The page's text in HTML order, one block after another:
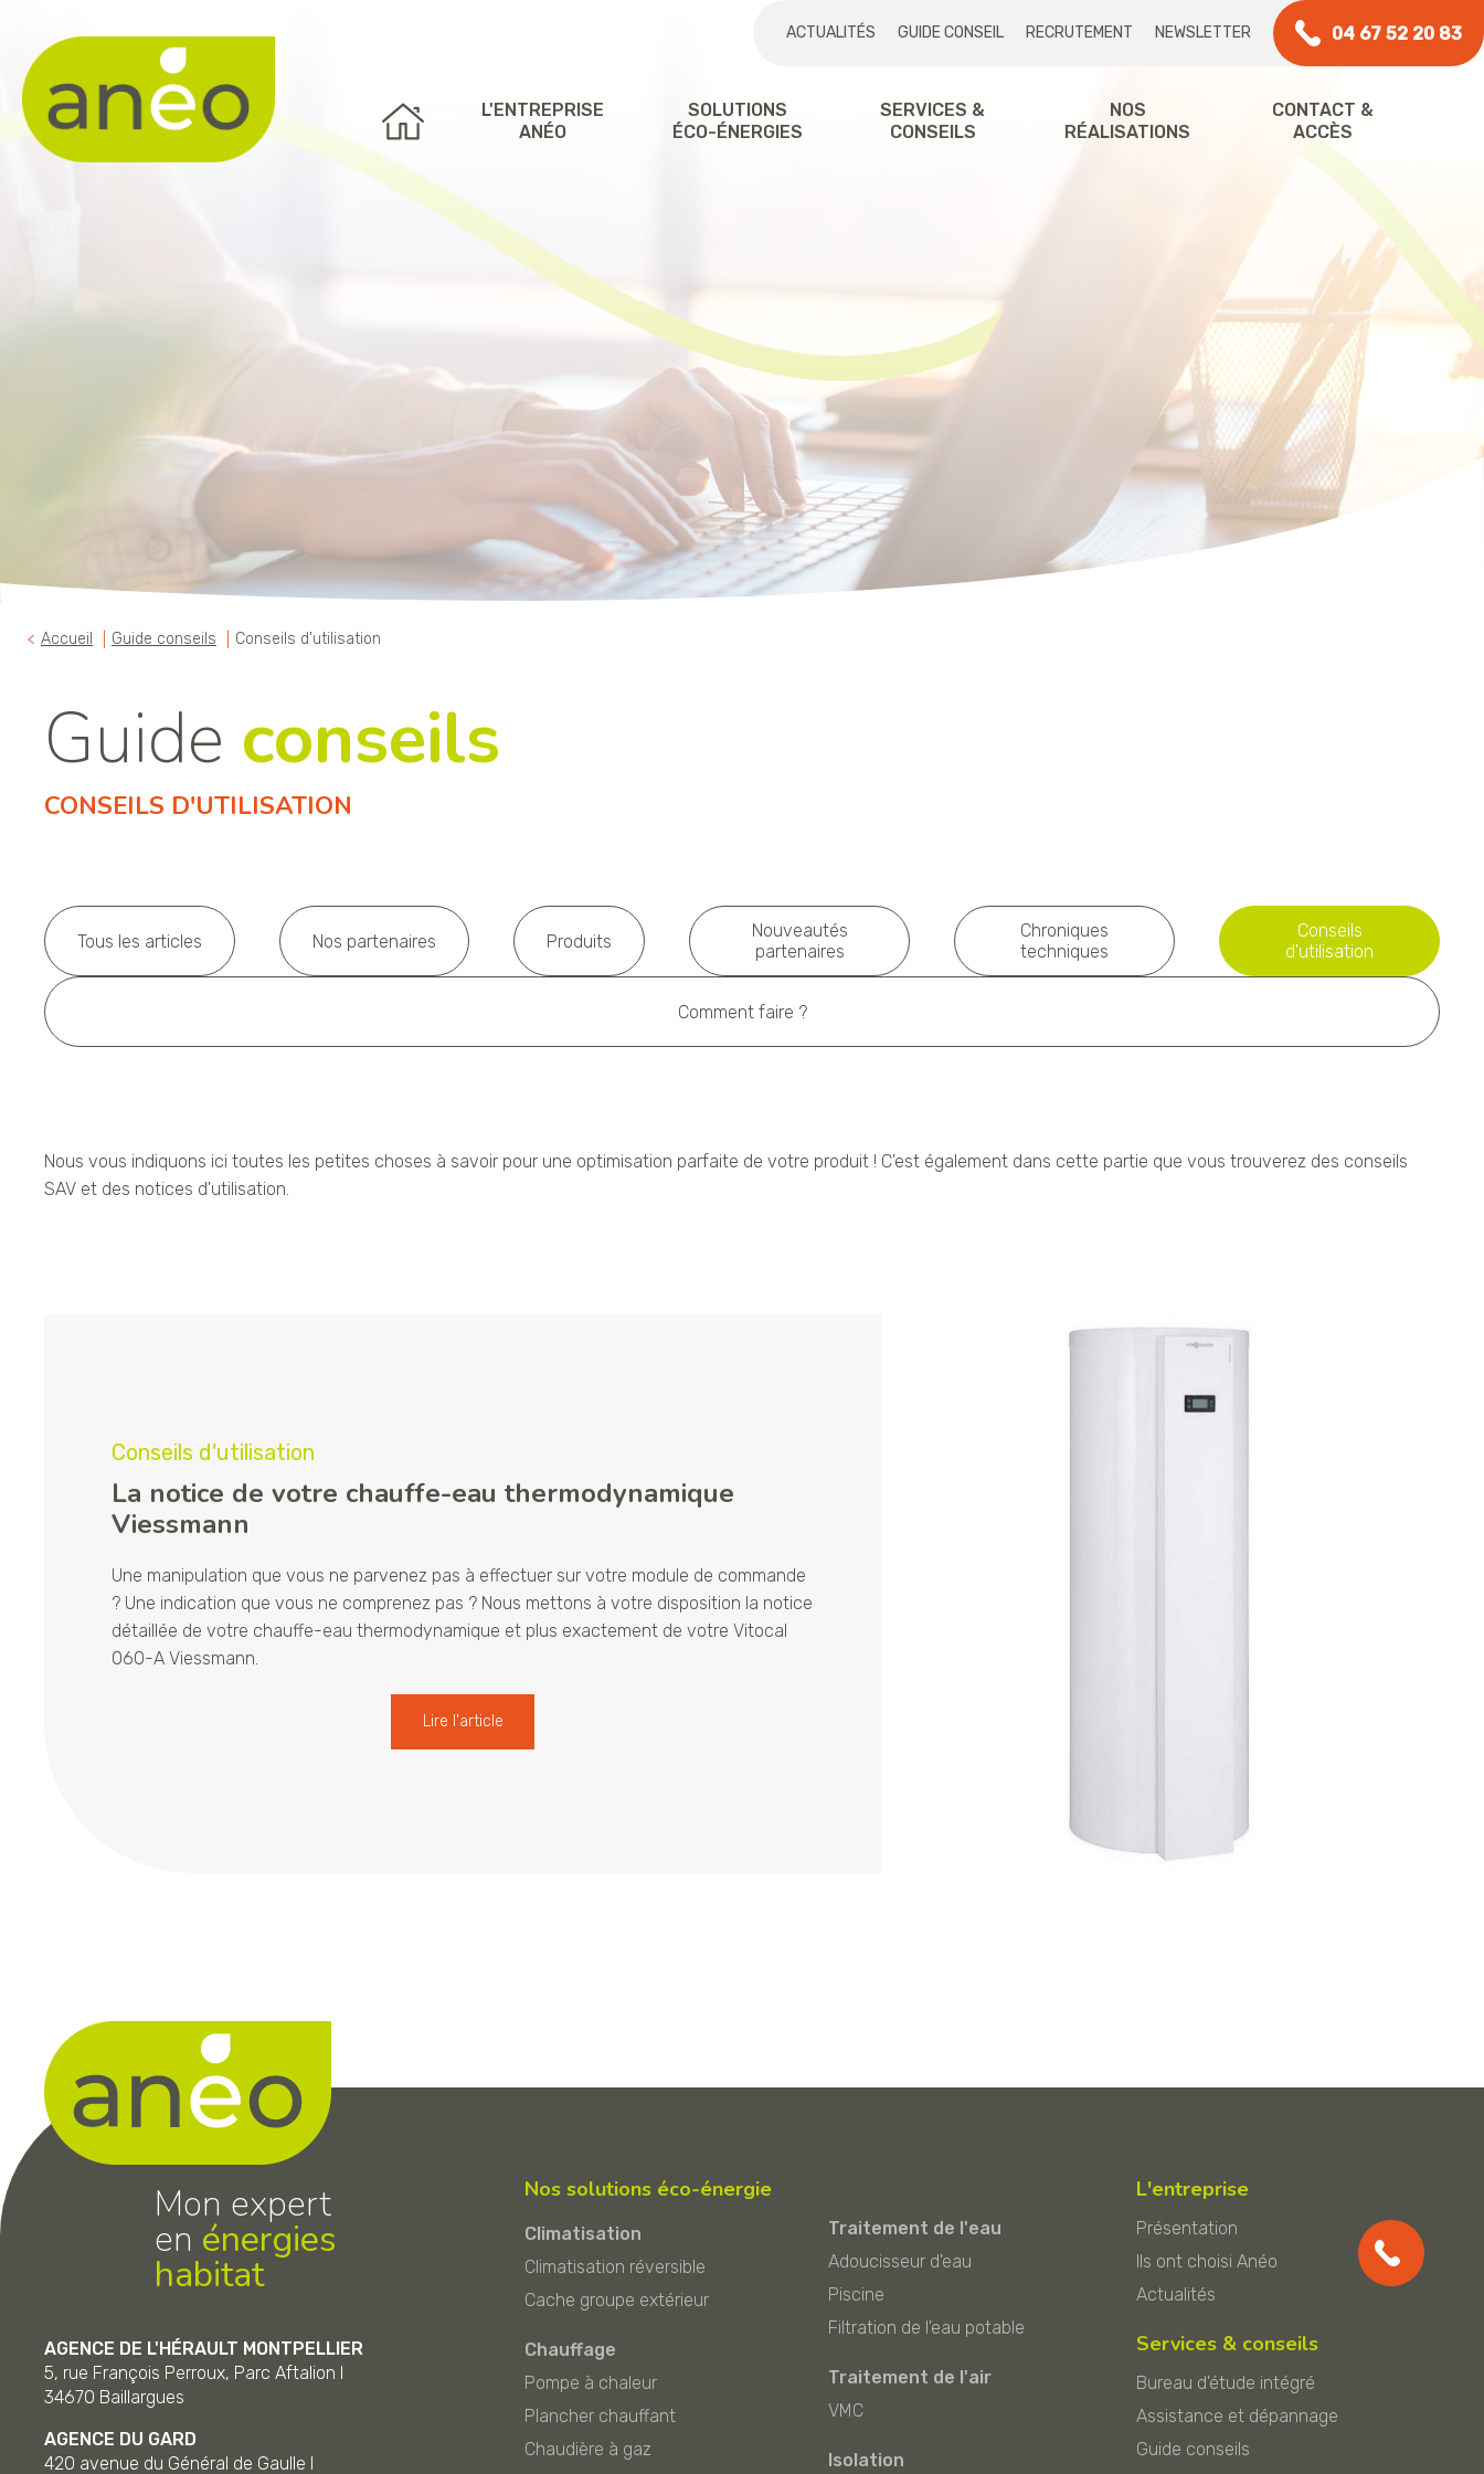
ACTUALITÉS GUIDE CONSEIL RECRUTEMENT NEWSLETTER 04 67 52 20 83
L'ENTREPRISE
ANÉO
SOLUTIONS
ÉCO-ÉNERGIES
SERVICES &
CONSEILS
NOS
RÉALISATIONS
CONTACT &
ACCÈS
Accueil Guide conseils Conseils d'utilisation
Guide conseils
CONSEILS D'UTILISATION
Tous les articles Nos partenaires Produits
Nouveautés
partenaires
Chroniques
techniques
Conseils
d'utilisation
Comment faire ?
Nous vous indiquons ici toutes les petites choses à savoir pour une optimisation parfaite de votre produit ! C'est également dans cette partie que vous trouverez des conseils
SAV et des notices d'utilisation.
Conseils d'utilisation
La notice de votre chauffe-eau thermodynamique
Viessmann
Une manipulation que vous ne parvenez pas à effectuer sur votre module de commande
? Une indication que vous ne comprenez pas ? Nous mettons à votre disposition la notice
détaillée de votre chauffe-eau thermodynamique et plus exactement de votre Vitocal
060-A Viessmann.
Lire l'article
Mon expert
en énergies
habitat
AGENCE DE L'HÉRAULT MONTPELLIER
5, rue François Perroux, Parc Aftalion I
34670 Baillargues
AGENCE DU GARD
420 avenue du Général de Gaulle I
Nos solutions éco-énergie
Climatisation
Climatisation réversible
Cache groupe extérieur
Chauffage
Pompe à chaleur
Plancher chauffant
Chaudière à gaz
Traitement de l'eau
Adoucisseur d'eau
Piscine
Filtration de l'eau potable
Traitement de l'air
VMC
Isolation
L'entreprise
Présentation
Ils ont choisi Anéo
Actualités
Services & conseils
Bureau d'étude intégré
Assistance et dépannage
Guide conseils